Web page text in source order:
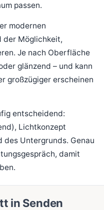
passen.
modernen
der Möglichkeit,
Je nach Oberfläche
glänzend – und kann
großzügiger erscheinen
entscheidend:
Lichtkonzept
des Untergrunds. Genau
damit
in Senden